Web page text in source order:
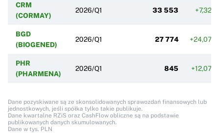
CRM
(CORMAY)
2026/Q1 33 553 +7,32%
BGD
(BIOGENED)
2026/Q1 27 774 +24,07%
PHR
(PHARMENA)
2026/Q1 845 +12,07%
Dane pozyskiwane są ze skonsolidowanych sprawozdań finansowych lub
jednostkowych, jeśli spółka tylko takie publikuje.
Dane kwartalne RZiS oraz CashFlow obliczne są na podstawie
publikowanych danych skumulowanych.
Dane w tys. PLN